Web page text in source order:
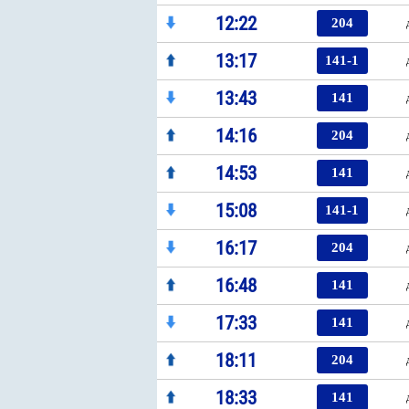
12:22 204
13:17 141-1
13:43 141
14:16 204
14:53 141
15:08 141-1
16:17 204
16:48 141
17:33 141
18:11 204
18:33 141